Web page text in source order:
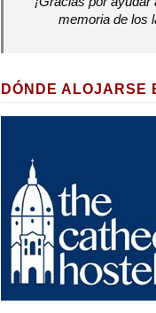
memoria de los
DÓNDE ALOJARSE